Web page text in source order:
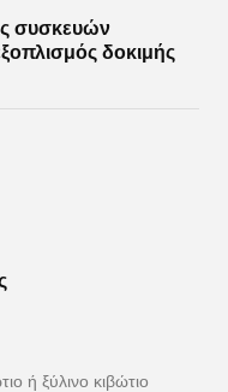
συσκευών
δοκιμής
ή ξύλινο κιβώτιο